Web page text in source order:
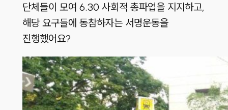
단체들이 모여 6.30 사회적 총파업을 지지하고,
해당 요구들에 동참하자는 서명운동을
진행했어요?